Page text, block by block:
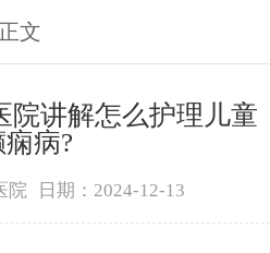
文
院讲解怎么护理儿童
病?
院 日期：2024-12-13